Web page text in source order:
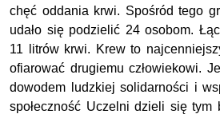
chęć oddania krwi. Spośród tego
udało się podzielić 24 osobom.
11 litrów krwi. Krew to
ofiarować drugiemu człowiekowi.
dowodem ludzkiej solidarności i
społeczność Uczelni dzieli się tym